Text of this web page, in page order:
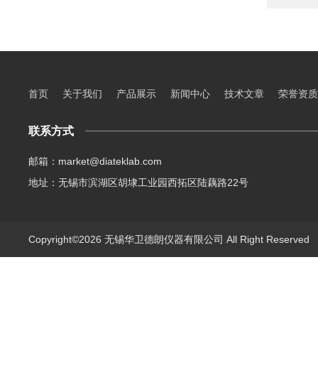
首页 关于我们 产品展示 新闻中心 技术文章 荣誉资质
联系方式
邮箱：market@diateklab.com
地址：无锡市滨湖区胡埭工业园西拓区陆藕路22号
Copyright©2026 无锡华卫德朗仪器有限公司 All Right